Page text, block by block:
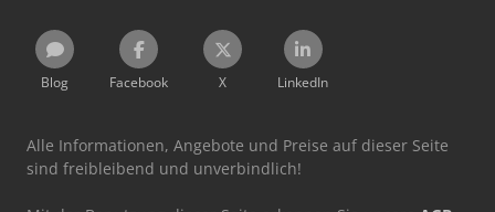
Blog Facebook X LinkedIn
Alle Informationen, Angebote und Preise auf dieser Seite
sind freibleibend und unverbindlich!